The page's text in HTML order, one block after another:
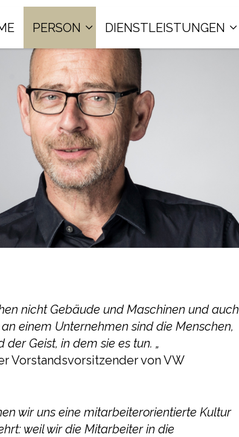
PERSON DIENSTLEISTUNGEN
nicht Gebäude und Maschinen und auch
einem Unternehmen sind die Menschen,
Geist, in dem sie es tun. „
Vorstandsvorsitzender von VW
wir uns eine mitarbeiterorientierte Kultur
weil wir die Mitarbeiter in die